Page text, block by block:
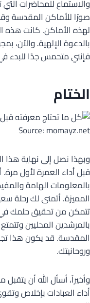
والاستماع للمحاضرات
صورًا للأماكن المقدسة
لهذه الأماكن. كانت هذه
بالدعوة الإلهية. والآن،
فإنني متحمس جدًا للبدء
الختام
Source: momayz.net
وبهذا نصل إلى نهاية هذا
قبل أداء العمرة لأول
بالمعلومات الهامة
المميزة. أتمنى لك رحلة
تتمكن من تحقيق حلمك في
بالمرشدين المحليين
المقدسة. قد يكون هذا
وروحانيتك.
وأخيراً، أسأل الله أن
أداء العبادات بإخلاص